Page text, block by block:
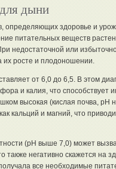
дыни
определяющих здоровье и
питательных веществ
недостаточной или
их росте и плодоношении.
от 6,0 до 6,5. В этом
и калия, что способствует
высокая (кислая почва,
кальций и магний, что
(pH выше 7,0) может
также негативно скажется на
все необходимые